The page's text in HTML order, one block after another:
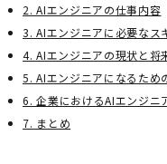
2. AIエンジニアの仕事内容
3. AIエンジニアに必要なス
4. AIエンジニアの現状と将
5. AIエンジニアになるため
6. 企業におけるAIエンジニ
7. まとめ